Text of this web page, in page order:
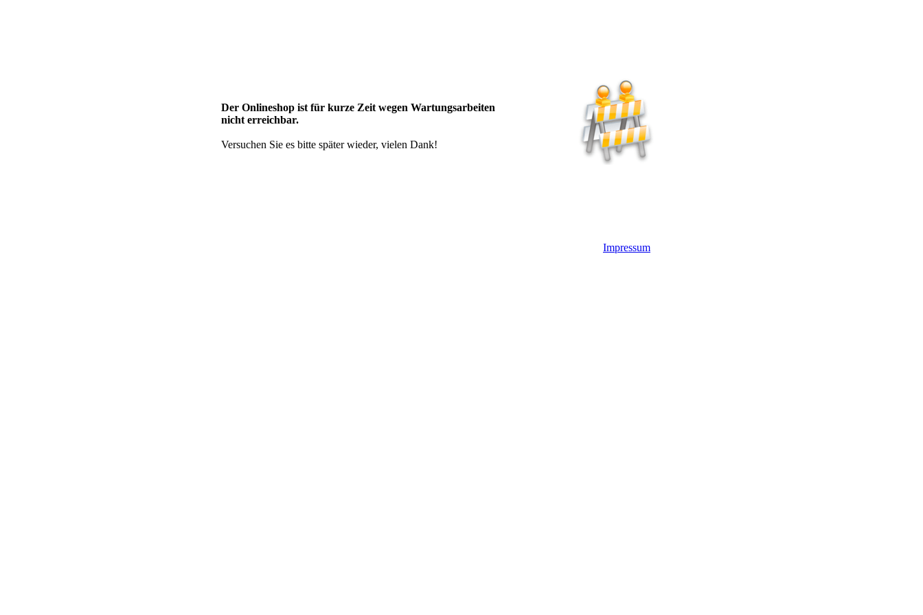
Der Onlineshop ist für kurze Zeit wegen Wartungsarbeiten
nicht erreichbar.
Versuchen Sie es bitte später wieder, vielen Dank!
Impressum